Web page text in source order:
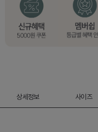
상세정보 사이즈